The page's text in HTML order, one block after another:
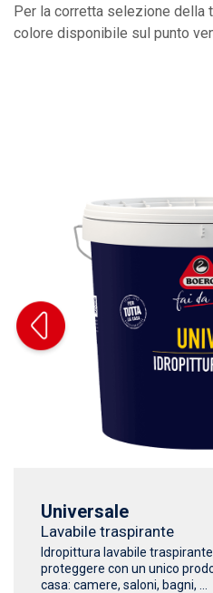
Per la corretta selezione della
colore disponibile sul punto
Universale
Lavabile traspirante
Idropittura lavabile
proteggere con un unico
casa: camere, saloni, bagni, ...